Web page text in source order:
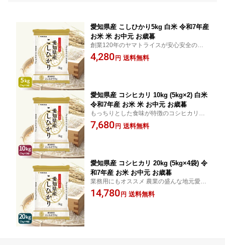
愛知県産 こしひかり5kg 白米 令和7年産
お米 米 お中元 お歳暮
創業120年のヤマトライスが安心安全のお
米をお届けします
4,280 円 送料無料
愛知県産 コシヒカリ 10kg (5kg×2) 白米
令和7年産 お米 米 お中元 お歳暮
もっちりとした食味が特徴のコシヒカリ。
農業の盛んな地元愛知のお米をお買い得に
提供します
7,680 円 送料無料
愛知県産 コシヒカリ 20kg (5kg×4袋) 令
和7年産 お米 お中元 お歳暮
業務用にもオススメ 農業の盛んな地元愛知
のお米をもっとお買い得に！
14,780 円 送料無料